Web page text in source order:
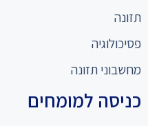
תזונה
פסיכולוגיה
מחשבוני תזונה
כניסה למומחים